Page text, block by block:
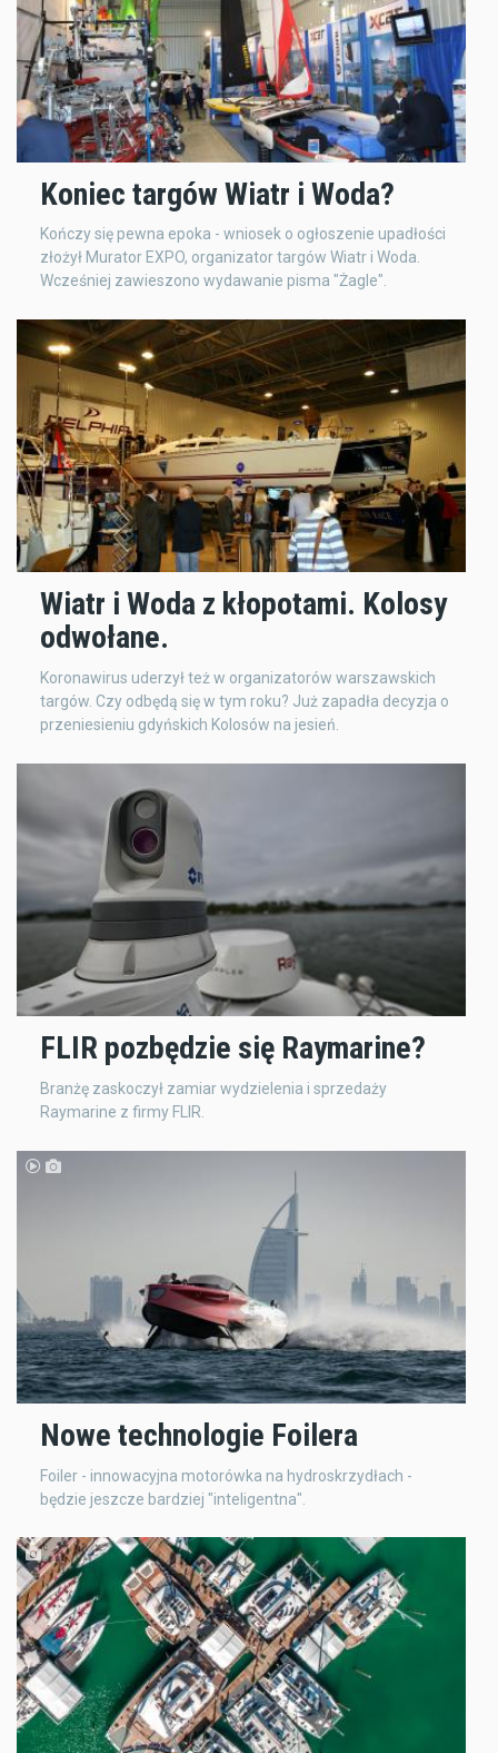
Koniec targów Wiatr i Woda?
Kończy się pewna epoka - wniosek o ogłoszenie upadłości
złożył Murator EXPO, organizator targów Wiatr i Woda.
Wcześniej zawieszono wydawanie pisma "Żagle".
Wiatr i Woda z kłopotami. Kolosy
odwołane.
Koronawirus uderzył też w organizatorów warszawskich
targów. Czy odbędą się w tym roku? Już zapadła decyzja o
przeniesieniu gdyńskich Kolosów na jesień.
FLIR pozbędzie się Raymarine?
Branżę zaskoczył zamiar wydzielenia i sprzedaży
Raymarine z firmy FLIR.
Nowe technologie Foilera
Foiler - innowacyjna motorówka na hydroskrzydłach -
będzie jeszcze bardziej "inteligentna".